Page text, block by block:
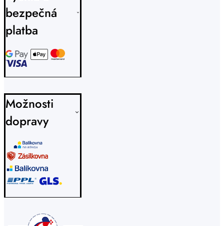
bezpečná
platba
Možnosti
dopravy